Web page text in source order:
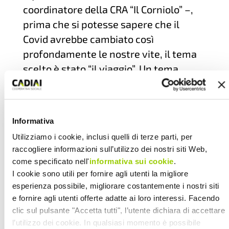
Informativa
Utilizziamo i cookie, inclusi quelli di terze parti, per
raccogliere informazioni sull’utilizzo dei nostri siti Web,
come specificato nell'informativa sui cookie.
I cookie sono utili per fornire agli utenti la migliore
esperienza possibile, migliorare costantemente i nostri siti
e fornire agli utenti offerte adatte ai loro interessi. Facendo
clic sul pulsante "Accetta tutti", l’utente dichiara di accettare
l’utilizzo dei cookie. In qualsiasi momento è possibile
coordinatore della CRA “Il Corniolo” –,
prima che si potesse sapere che il
Covid avrebbe cambiato così
profondamente le nostre vite, il tema
scelto è stato “il viaggio”. Un tema
confermato, anche se stiamo vivendo
un momento di grande incertezza in cui
comune e l’altro e tra una regione e
l’altra, perché si è deciso di non farsi
limitare il pensiero che avrebbe
comunque potuto spaziare tra ricordi
ed emozioni».
Mentre l’organizzazione dell’iniziativa
subiva modifiche sulle modalità di